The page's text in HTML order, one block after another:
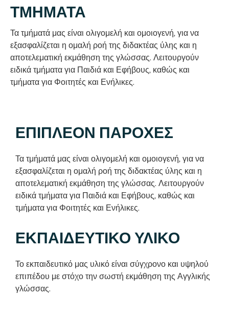
ΤΜΗΜΑΤΑ
Τα τμήματά μας είναι ολιγομελή και ομοιογενή, για να
εξασφαλίζεται η ομαλή ροή της διδακτέας ύλης και η
αποτελεματική εκμάθηση της γλώσσας. Λειτουργούν
ειδικά τμήματα για Παιδιά και Εφήβους, καθώς και
τμήματα για Φοιτητές και Ενήλικες.
ΕΠΙΠΛΕΟΝ ΠΑΡΟΧΕΣ
Τα τμήματά μας είναι ολιγομελή και ομοιογενή, για να
εξασφαλίζεται η ομαλή ροή της διδακτέας ύλης και η
αποτελεματική εκμάθηση της γλώσσας. Λειτουργούν
ειδικά τμήματα για Παιδιά και Εφήβους, καθώς και
τμήματα για Φοιτητές και Ενήλικες.
ΕΚΠΑΙΔΕΥΤΙΚΟ ΥΛΙΚΟ
Το εκπαιδευτικό μας υλικό είναι σύγχρονο και υψηλού
επιπέδου με στόχο την σωστή εκμάθηση της Αγγλικής
γλώσσας.